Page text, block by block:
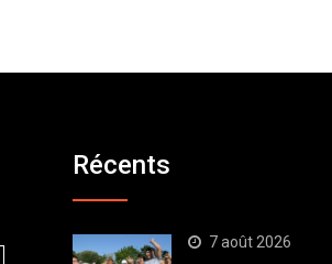
Récents
7 août 2026